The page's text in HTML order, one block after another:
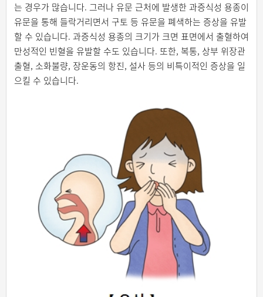
는 경우가 많습니다. 그러나 유문 근처에 발생한 과증식성 용종이
유문을 통해 들락거리면서 구토 등 유문을 폐색하는 증상을 유발
할 수 있습니다. 과증식성 용종의 크기가 크면 표면에서 출혈하여
만성적인 빈혈을 유발할 수도 있습니다. 또한, 복통, 상부 위장관
출혈, 소화불량, 장운동의 항진, 설사 등의 비특이적인 증상을 일
으킬 수 있습니다.